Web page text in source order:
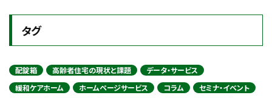
タグ
配錠箱 高齢者住宅の現状と課題
データ・サービス
緩和ケアホーム
ホームページサービス コラム
セミナ・イベント